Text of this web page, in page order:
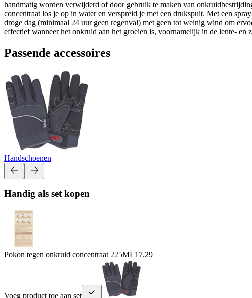
handmatig worden verwijderd of door gebruik te maken van
concentraat los je op in water en verspreid je met een drukspuit. Met een
droge dag (minimaal 24 uur geen regenval) met geen tot weinig wind om
effectief wanneer het onkruid aan het groeien is, voornamelijk in de lente- en
Passende accessoires
Handschoenen
Handig als set kopen
Pokon tegen onkruid concentraat 225ML17.29
Voeg product toe aan set